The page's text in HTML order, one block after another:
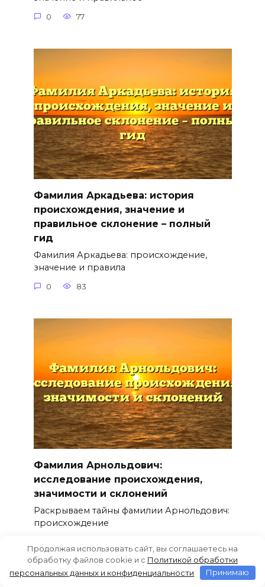
0 77
Фамилия Аркадьева: история
происхождения, значение и
правильное склонение – полный
гид
Фамилия Аркадьева: происхождение,
значение и правила
0 83
Фамилия Арнольдович:
исследование происхождения,
значимости и склонений
Раскрываем тайны фамилии Арнольдович:
происхождение
Продолжая использовать сайт, вы соглашаетесь на
обработку файлов cookie и c Политикой обработки
персональных данных и конфиденциальности
Принимаю